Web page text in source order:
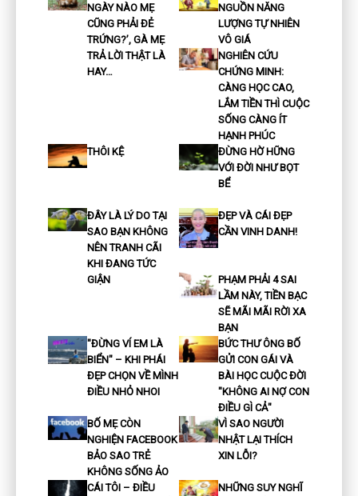
NGÀY NÀO MẸ
CŨNG PHẢI ĐẺ
TRỨNG?’, GÀ MẸ
TRẢ LỜI THẬT LÀ
HAY…
NGUỒN NĂNG
LƯỢNG TỰ NHIÊN
VÔ GIÁ
NGHIÊN CỨU
CHỨNG MINH:
CÀNG HỌC CAO,
LẮM TIỀN THÌ CUỘC
SỐNG CÀNG ÍT
HẠNH PHÚC
THÔI KỆ
ĐỪNG HỜ HỮNG
VỚI ĐỜI NHƯ BỌT
BỂ
ĐÂY LÀ LÝ DO TẠI
SAO BẠN KHÔNG
NÊN TRANH CÃI
KHI ĐANG TỨC
GIẬN
ĐẸP VÀ CÁI ĐẸP
CẦN VINH DANH!
PHẠM PHẢI 4 SAI
LẦM NÀY, TIỀN BẠC
SẼ MÃI MÃI RỜI XA
BẠN
"ĐỪNG VÍ EM LÀ
BIỂN" – KHI PHÁI
ĐẸP CHỌN VỀ MÌNH
ĐIỀU NHỎ NHOI
BỨC THƯ ÔNG BỐ
GỬI CON GÁI VÀ
BÀI HỌC CUỘC ĐỜI
"KHÔNG AI NỢ CON
ĐIỀU GÌ CẢ"
BỐ MẸ CÒN
NGHIỆN FACEBOOK
BẢO SAO TRẺ
KHÔNG SỐNG ẢO
VÌ SAO NGƯỜI
NHẬT LẠI THÍCH
XIN LỖI?
CÁI TÔI – ĐIỀU
NHỮNG SUY NGHĨ